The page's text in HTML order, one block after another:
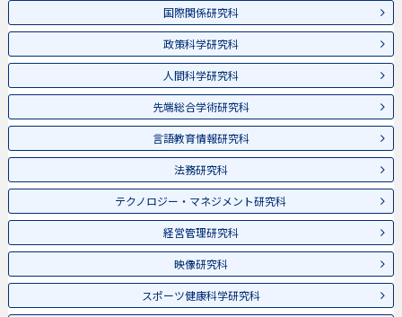
国際関係研究科
政策科学研究科
人間科学研究科
先端総合学術研究科
言語教育情報研究科
法務研究科
テクノロジー・マネジメント研究科
経営管理研究科
映像研究科
スポーツ健康科学研究科